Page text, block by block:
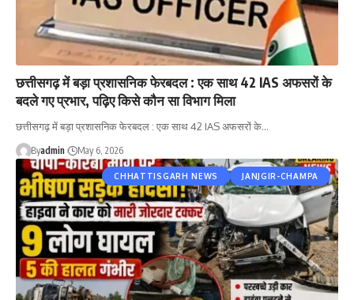
छत्तीसगढ़ में बड़ा प्रशासनिक फेरबदल : एक साथ 42 IAS अफसरों के
बदले गए प्रभार, पढ़िए किसे कौन सा विभाग मिला
छत्तीसगढ़ में बड़ा प्रशासनिक फेरबदल : एक साथ 42 IAS अफसरों के…
Byadmin May 6, 2026
CHHATTISGARH NEWS JANJGIR-CHAMPA